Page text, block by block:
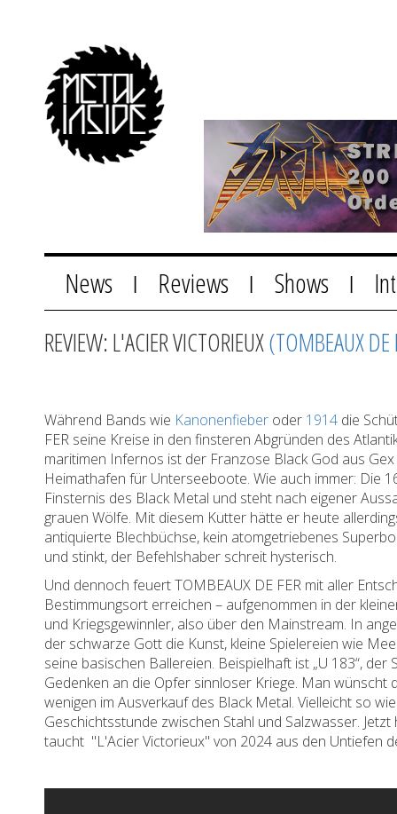
News Reviews Shows
REVIEW: L'ACIER VICTORIEUX(TOMBEAUX DE
Während Bands wie Kanonenfieber oder 1914 die
FER seine Kreise in den finsteren Abgründen des
maritimen Infernos ist der Franzose Black God aus
Heimathafen für Unterseeboote. Wie auch immer: Die
Finsternis des Black Metal und steht nach eigener
grauen Wölfe. Mit diesem Kutter hätte er heute
antiquierte Blechbüchse, kein atomgetriebenes
und stinkt, der Befehlshaber schreit hysterisch.
Und dennoch feuert TOMBEAUX DE FER mit aller
Bestimmungsort erreichen – aufgenommen in der
und Kriegsgewinnler, also über den Mainstream. In
der schwarze Gott die Kunst, kleine Spielereien wie
seine basischen Ballereien. Beispielhaft ist „U 183“,
Gedenken an die Opfer sinnloser Kriege. Man wünscht
wenigen im Ausverkauf des Black Metal. Vielleicht so
Geschichtsstunde zwischen Stahl und Salzwasser.
taucht "L'Acier Victorieux" von 2024 aus den Untiefen